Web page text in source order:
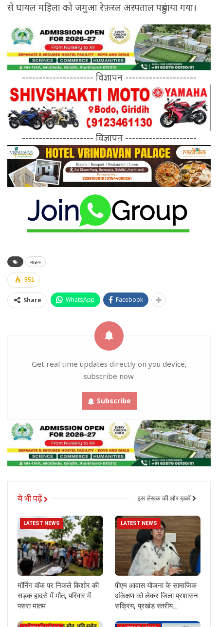
से घायल महिला को जमुआ रेफ़रल अस्पताल पहुंचाया गया।
--------------------- विज्ञापन ---------------------
--------------------- विज्ञापन ---------------------
बाइक
551
Share WhatsApp Facebook
Get real time updates directly on you device,
subscribe now.
Subscribe
ये भी पढ़ें इस लेखक की और ख़बरें
LATEST NEWS
मॉर्निंग वॉक पर निकले किशोर की
सड़क हादसे में मौत, परिवार में
पसरा मातम
LATEST NEWS
पीएम आवास योजना के सामाजिक
अंकेक्षण को लेकर जिला प्रशासन
सक्रिय, प्रखंड स्तरीय…